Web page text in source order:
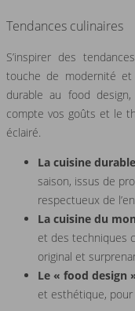
Tendances culinaires
S’inspirer des
touche de modernité et
durable au food
compte vos goûts et le
éclairé.
La cuisine
saison, issus de
respectueux de
La cuisine du
et des techniques
original et
Le « food design
et esthétique,